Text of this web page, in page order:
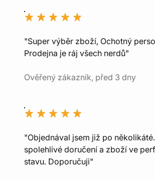
"Super výběr zboží, Ochotný
Prodejna je ráj všech nerdů"
Ověřený zákazník, před 3 dny
"Objednával jsem již po
spolehlivé doručení a zboží ve
stavu. Doporučuji"